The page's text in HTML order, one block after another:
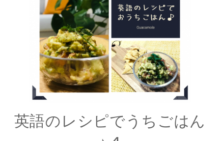
英語のレシピでうちごはん